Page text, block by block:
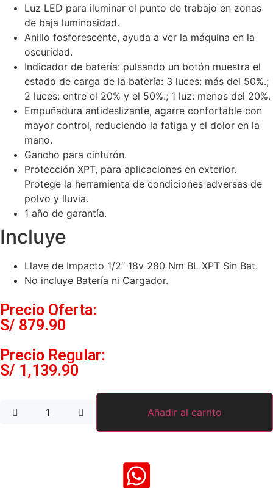
Luz LED para iluminar el punto de trabajo en zonas
de baja luminosidad.
Anillo fosforescente, ayuda a ver la máquina en la
oscuridad.
Indicador de batería: pulsando un botón muestra el
estado de carga de la batería: 3 luces: más del 50%.;
2 luces: entre el 20% y el 50%.; 1 luz: menos del 20%.
Empuñadura antideslizante, agarre confortable con
mayor control, reduciendo la fatiga y el dolor en la
mano.
Gancho para cinturón.
Protección XPT, para aplicaciones en exterior.
Protege la herramienta de condiciones adversas de
polvo y lluvia.
1 año de garantía.
Incluye
Llave de Impacto 1/2″ 18v 280 Nm BL XPT Sin Bat.
No incluye Batería ni Cargador.
Precio Oferta:
S/ 879.90
Precio Regular:
S/ 1,139.90
Añadir al carrito